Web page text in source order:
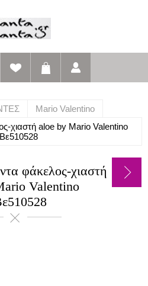
Mario Valentino
χιαστή aloe by Mario Valentino
φάκελος-χιαστή
Valentino